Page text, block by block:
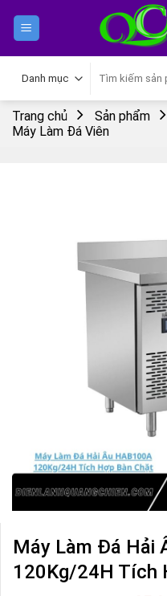
kiếm:
Trang chủ Sản phẩm
Máy Làm Đá Viên
Máy Làm Đá Hải
120Kg/24H Tích